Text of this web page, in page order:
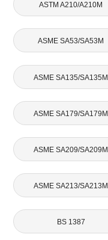
ASTM A210/A210M
ASME SA53/SA53M
ASME SA135/SA135M
ASME SA179/SA179M
ASME SA209/SA209M
ASME SA213/SA213M
BS 1387